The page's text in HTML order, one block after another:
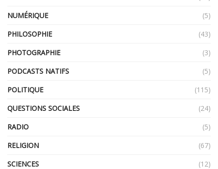
NUMÉRIQUE
(5)
PHILOSOPHIE
(43)
PHOTOGRAPHIE
(3)
PODCASTS NATIFS
(5)
POLITIQUE
(115)
QUESTIONS SOCIALES
(24)
RADIO
(5)
RELIGION
(67)
SCIENCES
(12)